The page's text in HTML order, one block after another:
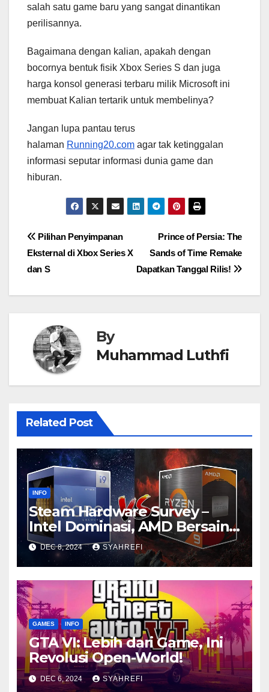
salah satu game baru yang sangat dinantikan
perilisannya.
Bagaimana dengan kalian, apakah dengan
bocornya bentuk fisik Xbox Series S dan juga
harga konsol generasi terbaru milik Microsoft ini
membuat Kalian tertarik untuk membelinya?
Jangan lupa pantau terus
halaman Running20.com agar tak ketinggalan
informasi seputar informasi dunia game dan
hiburan.
Post
navigation
Prince of Persia: The
Sands of Time Remake
Dapatkan Tanggal Rilis!
Pilihan Penyimpanan
Eksternal di Xbox Series X
dan S
By
Muhammad Luthfi
Related Post
INFO
Steam Hardware Survey –
Intel Dominasi, AMD Bersaing
Ketat
DEC 8, 2024 SYAHREFI
GAMES INFO
GTA VI: Lebih dari Game, Ini
Revolusi Open-World!
DEC 6, 2024 SYAHREFI